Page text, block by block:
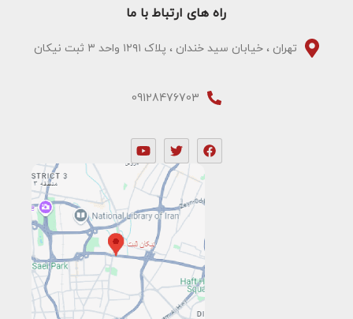
راه های ارتباط با ما
تهران ، خیابان سید خندان ، پلاک ۱۲۹۱ واحد ۳ ثبت نیکان
09128476703